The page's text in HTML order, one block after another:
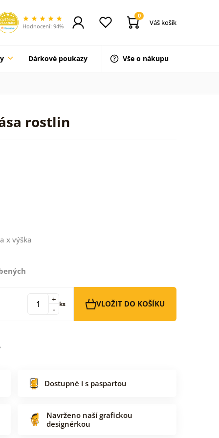
Hodnocení: 94%
0
Váš košík
Dárkové poukazy Vše o nákupu
rostlin
x výška
-
+ ks VLOŽIT DO KOŠÍKU
Dostupné i s paspartou
Navrženo naší grafickou
designérkou